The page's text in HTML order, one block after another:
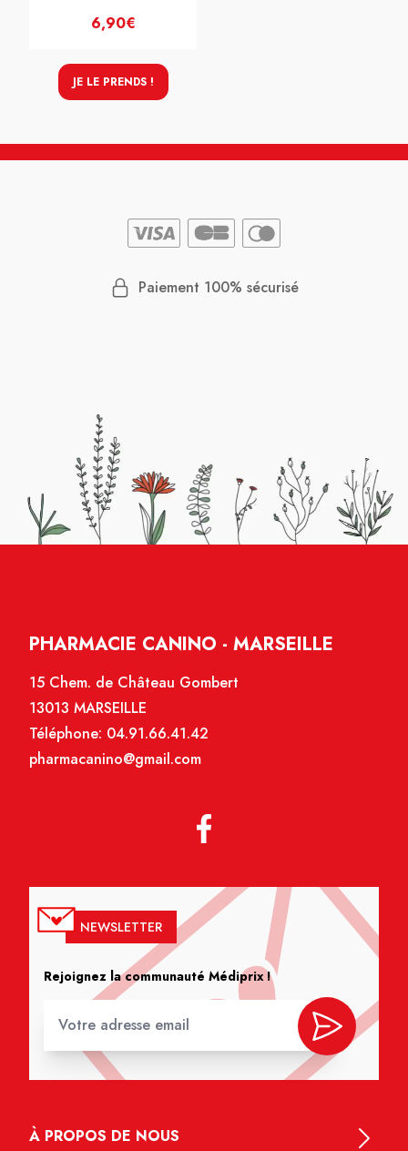
6,90€
JE LE PRENDS !
Paiement 100% sécurisé
PHARMACIE CANINO - MARSEILLE
15 Chem. de Château Gombert
13013 MARSEILLE
Téléphone: 04.91.66.41.42
pharmacanino@gmail.com
NEWSLETTER
Rejoignez la communauté Médiprix !
À PROPOS DE NOUS